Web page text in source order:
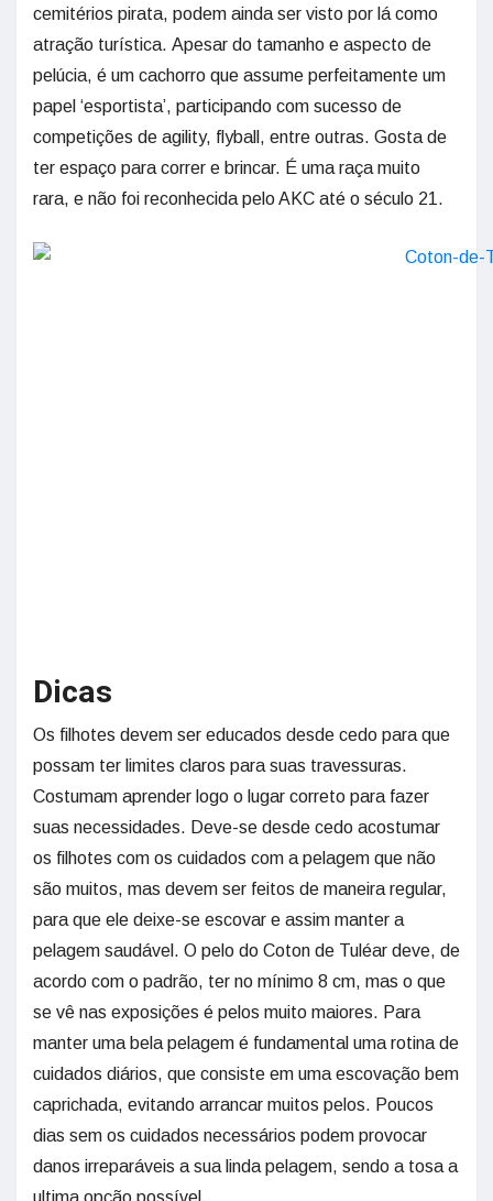
cemitérios pirata, podem ainda ser visto por lá como
atração turística. Apesar do tamanho e aspecto de
pelúcia, é um cachorro que assume perfeitamente um
papel ‘esportista’, participando com sucesso de
competições de agility, flyball, entre outras. Gosta de
ter espaço para correr e brincar. É uma raça muito
rara, e não foi reconhecida pelo AKC até o século 21.
Dicas
Os filhotes devem ser educados desde cedo para que
possam ter limites claros para suas travessuras.
Costumam aprender logo o lugar correto para fazer
suas necessidades. Deve-se desde cedo acostumar
os filhotes com os cuidados com a pelagem que não
são muitos, mas devem ser feitos de maneira regular,
para que ele deixe-se escovar e assim manter a
pelagem saudável. O pelo do Coton de Tuléar deve, de
acordo com o padrão, ter no mínimo 8 cm, mas o que
se vê nas exposições é pelos muito maiores. Para
manter uma bela pelagem é fundamental uma rotina de
cuidados diários, que consiste em uma escovação bem
caprichada, evitando arrancar muitos pelos. Poucos
dias sem os cuidados necessários podem provocar
danos irreparáveis a sua linda pelagem, sendo a tosa a
ultima opção possível.